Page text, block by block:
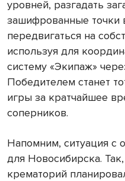
уровней, разгадать
зашифрованные точки
передвигаться на
используя для
систему «Экипаж»
Победителем станет
игры за кратчайшее
соперников.
Напомним, ситуация с
для Новосибирска.
крематорий